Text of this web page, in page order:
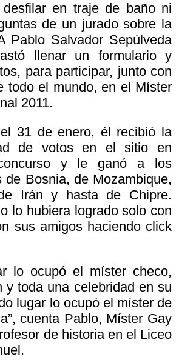
en traje de baño ni
de un jurado sobre la
Pablo Salvador Sepúlveda
llenar un formulario y
para participar, junto con
todo el mundo, en el Míster
2011.
31 de enero, él recibió la
de votos en el sitio en
y le ganó a los
de Bosnia, de Mozambique,
Irán y hasta de Chipre.
lo hubiera logrado solo con
sus amigos haciendo click
lo ocupó el míster checo,
y toda una celebridad en su
lugar lo ocupó el míster de
cuenta Pablo, Míster Gay
de historia en el Liceo